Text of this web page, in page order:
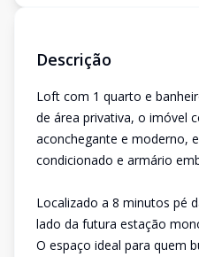
Descrição
Loft com 1 quarto e
de área privativa, o imóvel
aconchegante e moderno,
condicionado e armário
Localizado a 8 minutos pé
lado da futura estação
O espaço ideal para quem